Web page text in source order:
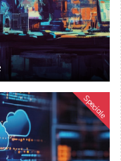
Speciale